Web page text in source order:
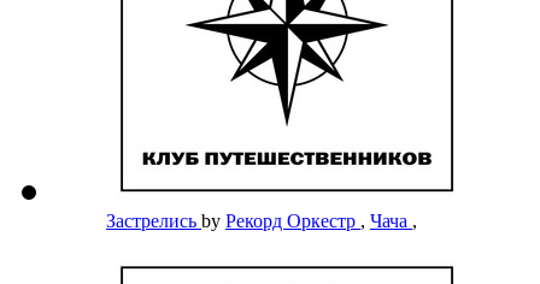
Застрелись by Рекорд Оркестр , Чача ,